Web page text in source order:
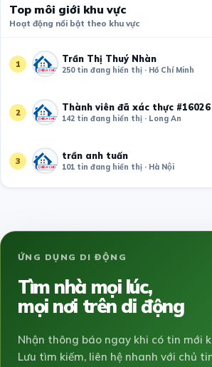
Top môi giới khu vực
Hoạt động nổi bật theo khu vực
1 Trần Thị Thuý Nhàn
250 tin đang hiển thị · Hồ Chí Minh
2 Thành viên đã xác thực #16026
142 tin đang hiển thị · Long An
3 trần anh tuấn
101 tin đang hiển thị · Hà Nội
ỨNG DỤNG DI ĐỘNG
Tìm nhà mọi lúc,
mọi nơi trên di động
Nhận thông báo ngay khi có tin mới
Lưu tìm kiếm, liên hệ nhanh với chủ